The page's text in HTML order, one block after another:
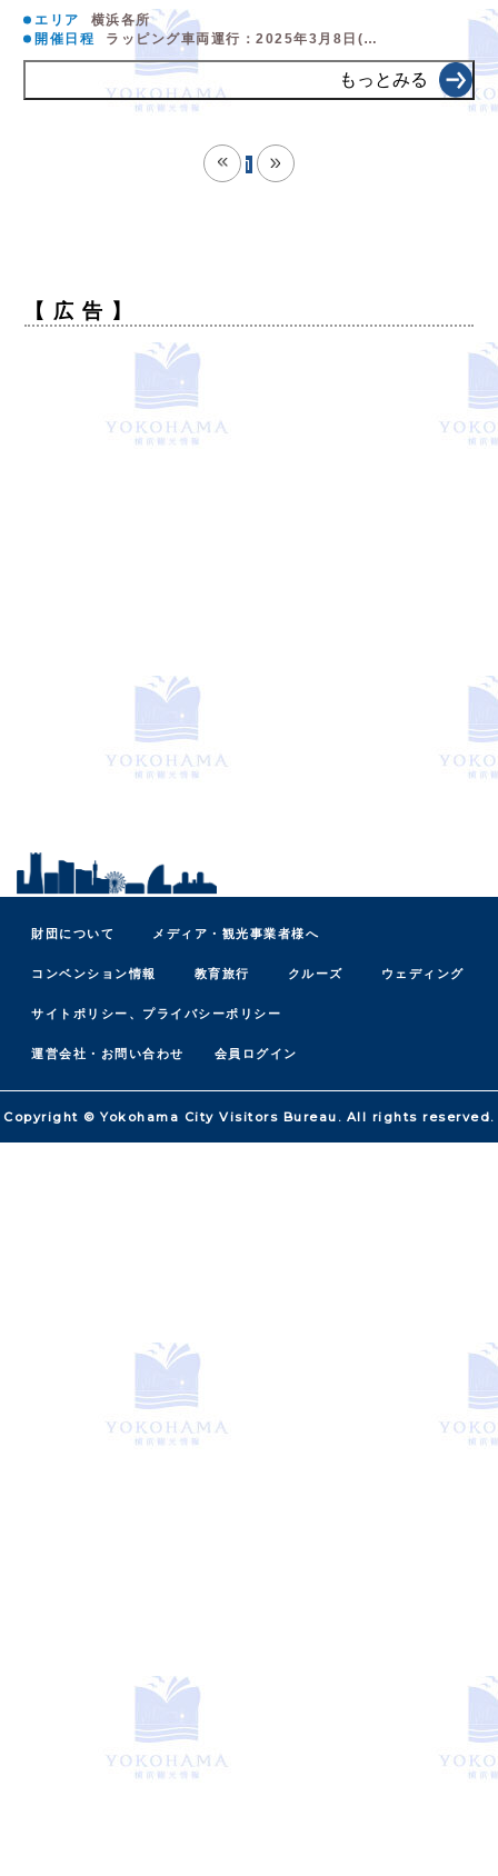
エリア
横浜各所
開催日程
ラッピング車両運行：2025年3月8日(…
もっとみる
1
【 広 告 】
財団について メディア・観光事業者様へ
コンベンション情報 教育旅行 クルーズ ウェディング
サイトポリシー、プライバシーポリシー
運営会社・お問い合わせ 会員ログイン
Copyright © Yokohama City Visitors Bureau. All rights reserved.